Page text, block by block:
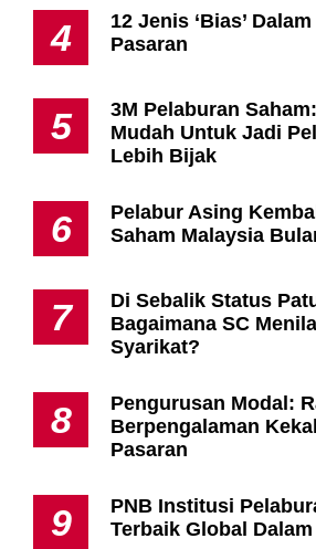
4
12 Jenis ‘Bias’
Pasaran
5
3M Pelaburan
Mudah Untuk Jadi
Lebih Bijak
6
Pelabur Asing
Saham Malaysia
7
Di Sebalik Status
Bagaimana SC
Syarikat?
8
Pengurusan Modal:
Berpengalaman
Pasaran
9
PNB Institusi
Terbaik Global